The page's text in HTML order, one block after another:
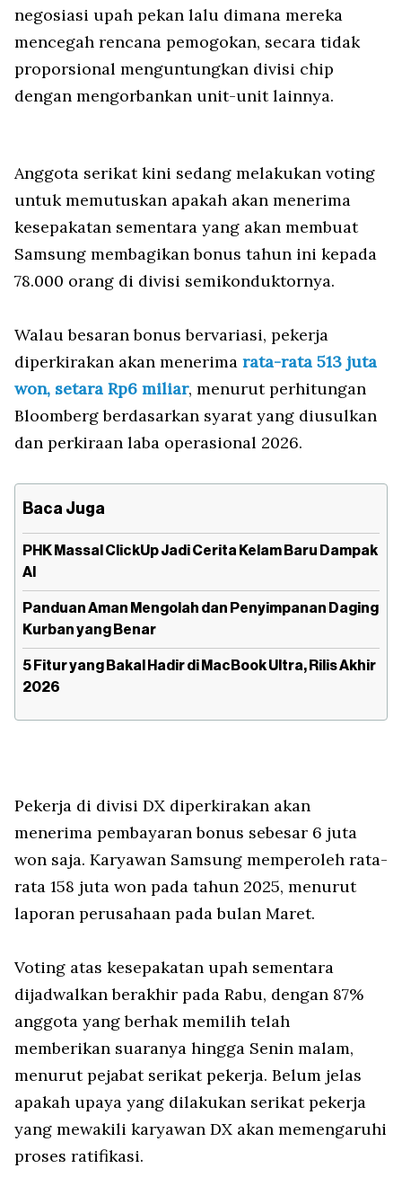
negosiasi upah pekan lalu dimana mereka
mencegah rencana pemogokan, secara tidak
proporsional menguntungkan divisi chip
dengan mengorbankan unit-unit lainnya.
Anggota serikat kini sedang melakukan voting
untuk memutuskan apakah akan menerima
kesepakatan sementara yang akan membuat
Samsung membagikan bonus tahun ini kepada
78.000 orang di divisi semikonduktornya.
Walau besaran bonus bervariasi, pekerja
diperkirakan akan menerima rata-rata 513 juta
won, setara Rp6 miliar, menurut perhitungan
Bloomberg berdasarkan syarat yang diusulkan
dan perkiraan laba operasional 2026.
Baca Juga
PHK Massal ClickUp Jadi Cerita Kelam Baru Dampak
AI
Panduan Aman Mengolah dan Penyimpanan Daging
Kurban yang Benar
5 Fitur yang Bakal Hadir di MacBook Ultra, Rilis Akhir
2026
Pekerja di divisi DX diperkirakan akan
menerima pembayaran bonus sebesar 6 juta
won saja. Karyawan Samsung memperoleh rata-
rata 158 juta won pada tahun 2025, menurut
laporan perusahaan pada bulan Maret.
Voting atas kesepakatan upah sementara
dijadwalkan berakhir pada Rabu, dengan 87%
anggota yang berhak memilih telah
memberikan suaranya hingga Senin malam,
menurut pejabat serikat pekerja. Belum jelas
apakah upaya yang dilakukan serikat pekerja
yang mewakili karyawan DX akan memengaruhi
proses ratifikasi.